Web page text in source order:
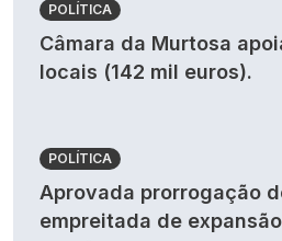
POLÍTICA
Câmara da Murtosa
locais (142 mil euros).
POLÍTICA
Aprovada prorrogação
empreitada de